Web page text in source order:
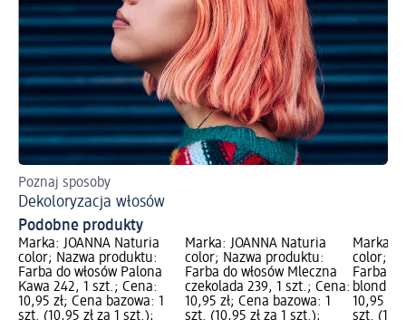
Poznaj sposoby
Dekoloryzacja włosów
Podobne produkty
Marka: JOANNA Naturia
color; Nazwa produktu:
Farba do włosów Palona
Kawa 242, 1 szt.; Cena:
10,95 zł; Cena bazowa: 1
szt. (10,95 zł za 1 szt.);
Marka: JOANNA Naturia
color; Nazwa produktu:
Farba do włosów Mleczna
czekolada 239, 1 szt.; Cena:
10,95 zł; Cena bazowa: 1
szt. (10,95 zł za 1 szt.);
Marka:
color;
Farba
blond
10,95
szt.